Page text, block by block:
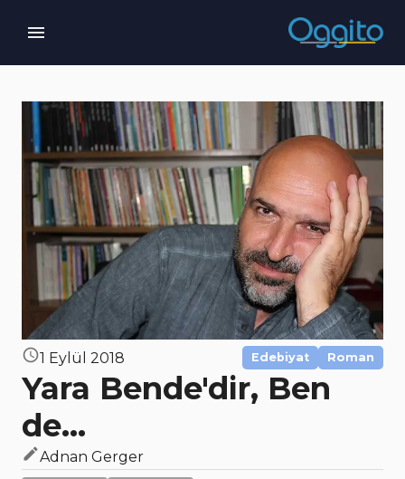
1 Eylül 2018 Edebiyat Roman
Yara Bende'dir, Ben
de…
Adnan Gerger